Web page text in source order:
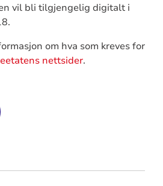
vil bli tilgjengelig digitalt i
om hva som kreves for
nettsider.